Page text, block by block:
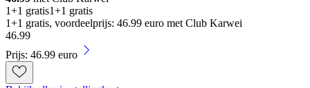
1+1 gratis1+1 gratis
1+1 gratis, voordeelprijs: 46.99 euro met Club Karwei
46.99
Prijs: 46.99 euro